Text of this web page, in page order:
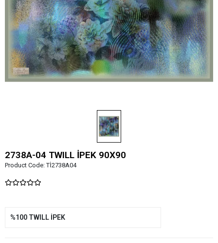
2738A-04 TWILL İPEK 90X90
Product Code:Tİ2738A04
%100 TWILL İPEK